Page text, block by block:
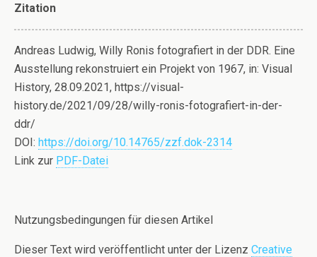
Zitation
Andreas Ludwig, Willy Ronis fotografiert in der DDR. Eine
Ausstellung rekonstruiert ein Projekt von 1967, in: Visual
History, 28.09.2021, https://visual-
history.de/2021/09/28/willy-ronis-fotografiert-in-der-
ddr/
DOI: https://doi.org/10.14765/zzf.dok-2314
Link zur PDF-Datei
Nutzungsbedingungen für diesen Artikel
Dieser Text wird veröffentlicht unter der Lizenz Creative